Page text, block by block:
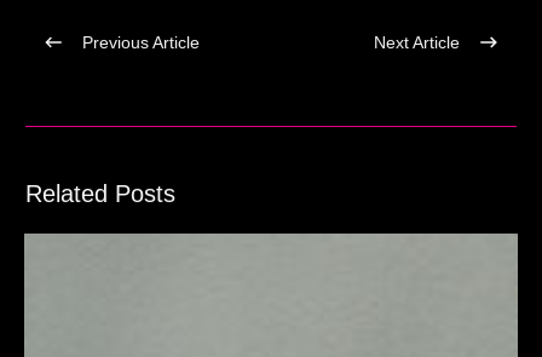
Previous Article Next Article
Related Posts